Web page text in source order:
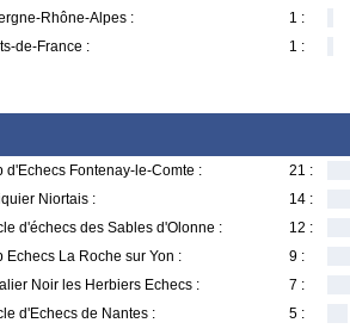
Rhône-Alpes :
1 :
de-France :
1 :
d'Echecs Fontenay-le-Comte :
21 :
Niortais :
14 :
d'échecs des Sables d'Olonne :
12 :
Echecs La Roche sur Yon :
9 :
Noir les Herbiers Echecs :
7 :
d'Echecs de Nantes :
5 :